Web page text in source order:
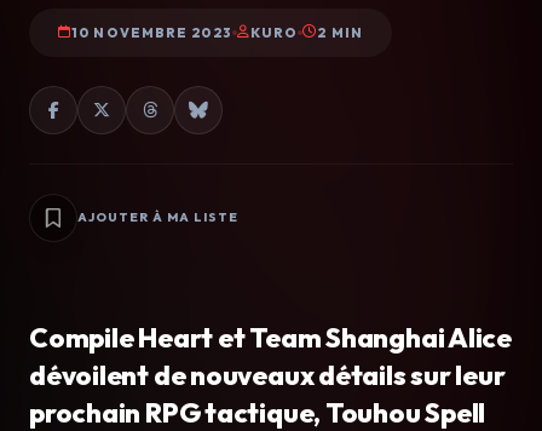
10 NOVEMBRE 2023 KURO 2 MIN
AJOUTER À MA LISTE
Compile Heart et Team Shanghai Alice
dévoilent de nouveaux détails sur leur
prochain RPG tactique, Touhou Spell